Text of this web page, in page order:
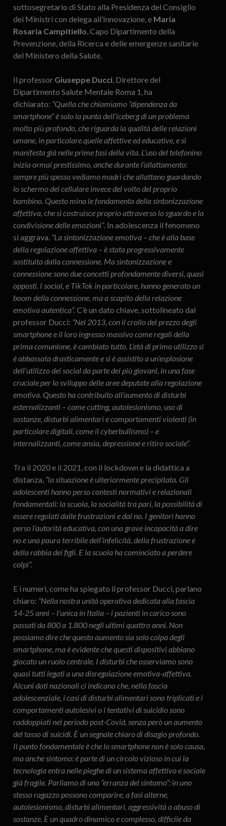
sottosegretario di Stato alla Presidenza del Consiglio
dei Ministri con delega all’Innovazione, e Maria
Rosaria Campitiello , Capo Dipartimento della
Prevenzione, della Ricerca e delle emergenze sanitarie
del Ministero della Salute.
Il professor Giuseppe Ducci, Direttore del
Dipartimento Salute Mentale Roma 1, ha
dichiarato: “Quella che chiamiamo “dipendenza da
smartphone” è solo la punta dell’iceberg di un problema
molto più profondo, che riguarda la qualità delle relazioni
umane, in particolare quelle affettive ed educative, e si
manifesta già nelle prime fasi della vita. L’uso del telefonino
inizia ormai prestissimo, anche durante l’allattamento:
sempre più spesso vediamo madri che allattano guardando
lo schermo del cellulare invece del volto del proprio
bambino. Questo mina le fondamenta della sintonizzazione
affettiva, che si costruisce proprio attraverso lo sguardo e la
condivisione delle emozioni”. In adolescenza il fenomeno
si aggrava. “La sintonizzazione emotiva – che è alla base
della regolazione affettiva – è stata progressivamente
sostituita dallaconnessione. Ma sintonizzazione e
connessione sono due concetti profondamente diversi, quasi
opposti. I social, e TikTok in particolare, hanno generato un
boom della connessione, ma a scapito della relazione
emotiva autentica”. C’è un dato chiave, sottolineato dal
professor Ducci: “Nel 2013, con il crollo del prezzo degli
smartphone e il loro ingresso massivo come regali della
prima comunione, è cambiato tutto. L’età di primo utilizzo si
è abbassata drasticamente e si è assistito a un’esplosione
dell’utilizzo dei social da parte dei più giovani, in una fase
cruciale per lo sviluppo delle aree deputate alla regolazione
emotiva. Questo ha contribuito all’aumento di disturbi
esternalizzanti – come cutting, autolesionismo, uso di
sostanze, disturbi alimentari e comportamenti violenti (in
particolare digitali, come il cyberbullismo) – e
internalizzanti, come ansia, depressione e ritiro sociale”.
Tra il 2020 e il 2021, con il lockdown e la didattica a
distanza, “la situazione è ulteriormente precipitata. Gli
adolescenti hanno perso contesti normativi e relazionali
fondamentali: la scuola, la socialità tra pari, la possibilità di
essere regolati dalle frustrazioni e dai no. I genitori hanno
perso l’autorità educativa, con una grave incapacità a dire
no e una paura terribile dell’infelicità, della frustrazione e
della rabbia dei figli. E la scuola ha cominciato a perdere
colpi”.
E i numeri, come ha spiegato il professor Ducci, parlano
chiaro: “Nella nostra unità operativa dedicata alla fascia
14-25 anni – l’unica in Italia – i pazienti in carico sono
passati da 800 a 1.800 negli ultimi quattro anni. Non
possiamo dire che questo aumento sia solocolpa degli
smartphone, ma è evidente che questi dispositivi abbiano
giocato un ruolo centrale. I disturbi che osserviamo sono
quasi tutti legati a una disregolazione emotiva-affettiva.
Alcuni dati nazionali ci indicano che, nella fascia
adolescenziale, i casi di disturbi alimentari sono triplicati e i
comportamenti autolesivi o i tentativi di suicidio sono
raddoppiati nel periodo post-Covid, senza però un aumento
del tasso di suicidi. È un segnale chiaro di disagio profondo.
Il punto fondamentale è che lo smartphone non è solo causa,
ma anche sintomo: è parte di un circolo vizioso in cui la
tecnologia entra nelle pieghe di un sistema affettivo e sociale
già fragile. Parliamo di una “erranza del sintomo”: in uno
stesso ragazzo possono comparire, a fasi alterne,
autolesionismo, disturbi alimentari, aggressività o abuso di
sostanze. È un quadro dinamico e complesso, difficile da